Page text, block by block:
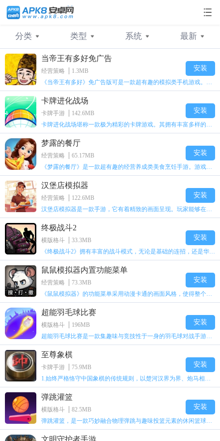
分类
不限 横版格斗 卡牌手游
经营策略 角色RPG 变态手游
满Vip版手游 手机游戏
GM手游
类型
不限 卡牌 角色
策略 放置 动作
休闲
系统
不限 安卓 苹果
最新
最新 人气
当帝王有多好免广告
经营策略
1.3MB
安装
卡牌进化战场
卡牌手游
142.6MB
安装
梦露的餐厅
经营策略
65.17MB
安装
汉堡店模拟器
经营策略
122.6MB
安装
终极战斗2
横版格斗
33.3MB
安装
鼠鼠模拟器内置功能菜单
经营策略
73.3MB
安装
超能羽毛球比赛
横版格斗
196MB
安装
至尊象棋
卡牌手游
75.9MB
安装
弹跳灌篮
横版格斗
82.5MB
安装
文明守护者手游